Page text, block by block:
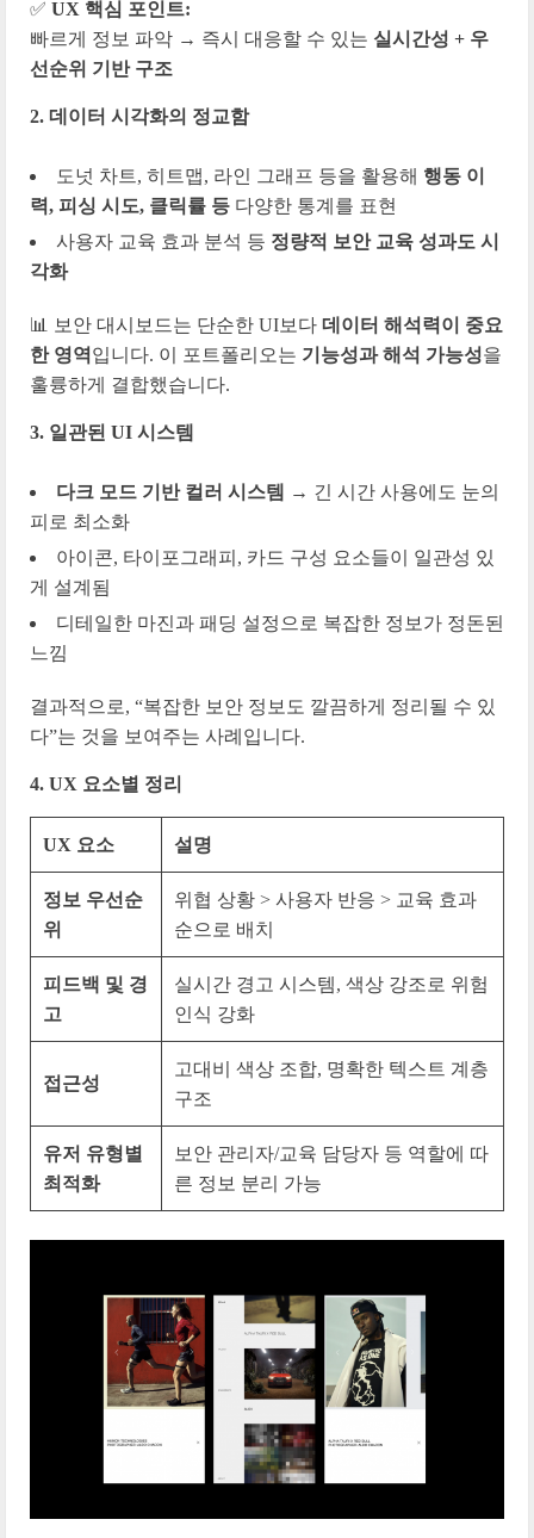
✅ UX 핵심 포인트:
빠르게 정보 파악 → 즉시 대응할 수 있는 실시간성 + 우
선순위 기반 구조
2. 데이터 시각화의 정교함
도넛 차트, 히트맵, 라인 그래프 등을 활용해 행동 이
력, 피싱 시도, 클릭률 등 다양한 통계를 표현
사용자 교육 효과 분석 등 정량적 보안 교육 성과도 시
각화
📊 보안 대시보드는 단순한 UI보다 데이터 해석력이 중요
한 영역 입니다. 이 포트폴리오는 기능성과 해석 가능성을
훌륭하게 결합했습니다.
3. 일관된 UI 시스템
다크 모드 기반 컬러 시스템 → 긴 시간 사용에도 눈의
피로 최소화
아이콘, 타이포그래피, 카드 구성 요소들이 일관성 있
게 설계됨
디테일한 마진과 패딩 설정으로 복잡한 정보가 정돈된
느낌
결과적으로, “복잡한 보안 정보도 깔끔하게 정리될 수 있
다”는 것을 보여주는 사례입니다.
4. UX 요소별 정리
UX 요소 설명
정보 우선순
위
위협 상황 > 사용자 반응 > 교육 효과
순으로 배치
피드백 및 경
고
실시간 경고 시스템, 색상 강조로 위험
인식 강화
접근성
고대비 색상 조합, 명확한 텍스트 계층
구조
유저 유형별
최적화
보안 관리자/교육 담당자 등 역할에 따
른 정보 분리 가능